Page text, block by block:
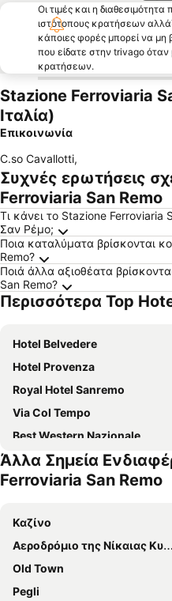
Οι τιμές και η
ιστότοπους κρατήσεων
κάποιες φορές μπορεί να μη
που είδατε στην trivago όταν
κρατήσεων.
Stazione Ferroviaria
Ιταλία)
Επικοινωνία
C.so Cavallotti,
Συχνές ερωτήσεις
Ferroviaria San Remo
Τι κάνει το Stazione Ferroviaria
Σαν Ρέμο;
Ποια καταλύματα βρίσκονται
Remo?
Ποιά άλλα αξιοθέατα
San Remo?
Περισσότερα Top
Hotel Belvedere
Hotel Provenza
Royal Hotel Sanremo
Via Col Tempo
Best Western Nazionale
Hotel Villa La Brise
Hotel Riviera dei Fiori
Hotel Corso
Άλλα Σημεία
Ferroviaria San Remo
Καζίνο
Αεροδρόμιο της Νίκαιας Κυανή Ακτή
Old Town
Pegli